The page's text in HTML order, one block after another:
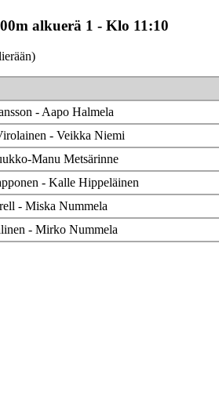
alkuerä 1 - Klo 11:10
- Aapo Halmela
- Veikka Niemi
Manu Metsärinne
- Kalle Hippeläinen
- Miska Nummela
- Mirko Nummela